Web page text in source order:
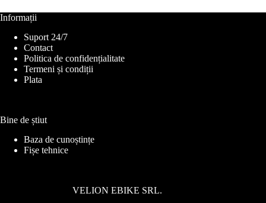
Informații
Suport 24/7
Contact
Politica de confidențialitate
Termeni și condiții
Plata
Bine de știut
Baza de cunoștințe
Fișe tehnice
VELION EBIKE SRL.